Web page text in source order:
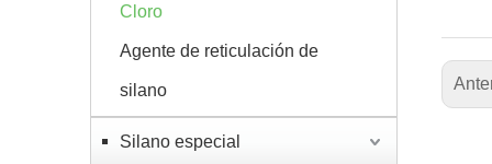
Cloro
Agente de reticulación de
silano
Silano especial